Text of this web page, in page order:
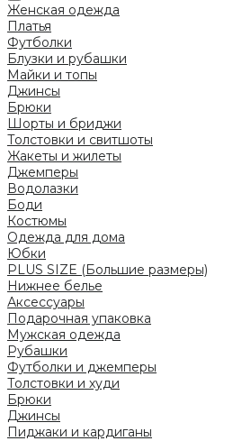
Женская одежда
Платья
Футболки
Блузки и рубашки
Майки и топы
Джинсы
Брюки
Шорты и бриджи
Толстовки и свитшоты
Жакеты и жилеты
Джемперы
Водолазки
Боди
Костюмы
Одежда для дома
Юбки
PLUS SIZE (Большие размеры)
Нижнее белье
Аксессуары
Подарочная упаковка
Мужская одежда
Рубашки
Футболки и джемперы
Толстовки и худи
Брюки
Джинсы
Пиджаки и кардиганы